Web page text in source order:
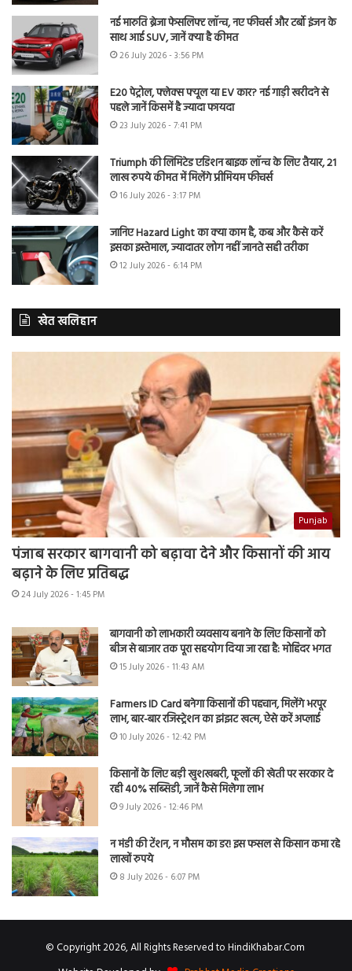
नई मारुति ब्रेजा फेसलिफ्ट लॉन्च, नए फीचर्स और टर्बो इंजन के
साथ आई SUV, जानें क्या है कीमत
26 July 2026 - 3:56 PM
E20 पेट्रोल, फ्लेक्स फ्यूल या EV कार? नई गाड़ी खरीदने से
पहले जानें किसमें है ज्यादा फायदा
23 July 2026 - 7:41 PM
Triumph की लिमिटेड एडिशन बाइक लॉन्च के लिए तैयार, 21
लाख रुपये कीमत में मिलेंगे प्रीमियम फीचर्स
16 July 2026 - 3:17 PM
जानिए Hazard Light का क्या काम है, कब और कैसे करें
इसका इस्तेमाल, ज्यादातर लोग नहीं जानते सही तरीका
12 July 2026 - 6:14 PM
खेत खलिहान
Punjab
पंजाब सरकार बागवानी को बढ़ावा देने और किसानों की आय
बढ़ाने के लिए प्रतिबद्ध
24 July 2026 - 1:45 PM
बागवानी को लाभकारी व्यवसाय बनाने के लिए किसानों को
बीज से बाजार तक पूरा सहयोग दिया जा रहा है: मोहिंदर भगत
15 July 2026 - 11:43 AM
Farmers ID Card बनेगा किसानों की पहचान, मिलेंगे भरपूर
लाभ, बार-बार रजिस्ट्रेशन का झंझट खत्म, ऐसे करें अप्लाई
10 July 2026 - 12:42 PM
किसानों के लिए बड़ी खुशखबरी, फूलों की खेती पर सरकार दे
रही 40% सब्सिडी, जानें कैसे मिलेगा लाभ
9 July 2026 - 12:46 PM
न मंडी की टेंशन, न मौसम का डर! इस फसल से किसान कमा रहे
लाखों रुपये
8 July 2026 - 6:07 PM
© Copyright 2026, All Rights Reserved to HindiKhabar.Com